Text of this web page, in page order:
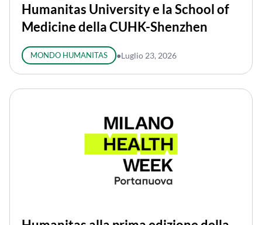
Humanitas University e la School of
Medicine della CUHK-Shenzhen
MONDO HUMANITAS ●Luglio 23, 2026